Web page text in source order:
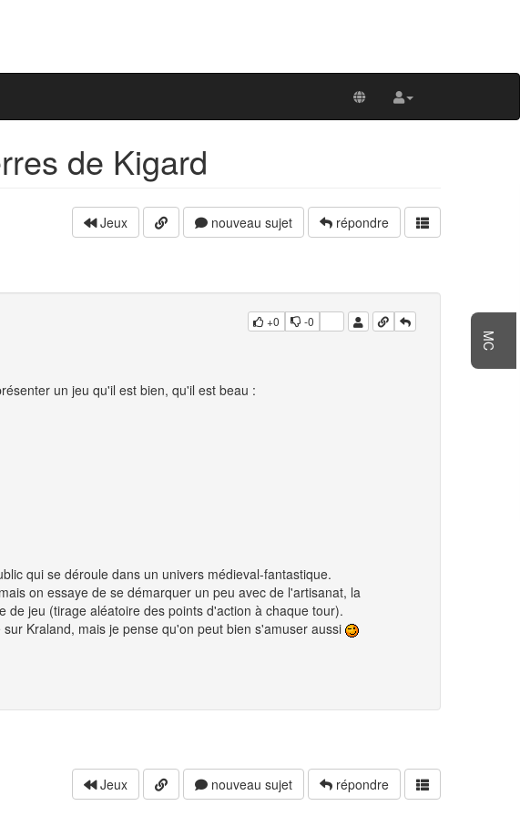
de Kigard
Jeux nouveau sujet répondre
+0 -0
un jeu qu'il est bien, qu'il est beau :
qui se déroule dans un univers médieval-fantastique.
on essaye de se démarquer un peu avec de l'artisanat, la
de jeu (tirage aléatoire des points d'action à chaque tour).
Kraland, mais je pense qu'on peut bien s'amuser aussi
Jeux nouveau sujet répondre
MC